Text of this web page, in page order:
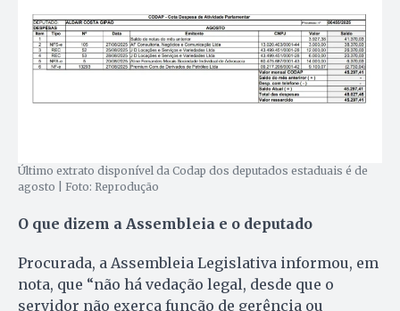
Último extrato disponível da Codap dos deputados estaduais é de
agosto | Foto: Reprodução
O que dizem a Assembleia e o deputado
Procurada, a Assembleia Legislativa informou, em
nota, que “não há vedação legal, desde que o
servidor não exerça função de gerência ou